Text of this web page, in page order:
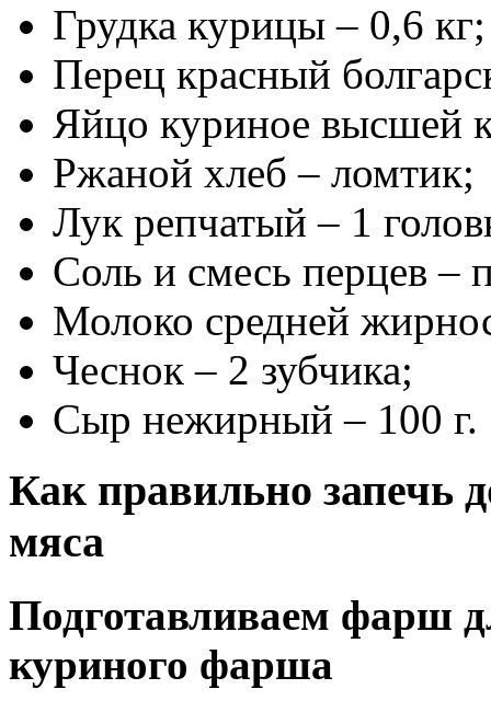
Грудка курицы – 0,6 кг;
Перец красный
Яйцо куриное высшей
Ржаной хлеб – ломтик;
Лук репчатый – 1
Соль и смесь перцев –
Молоко средней
Чеснок – 2 зубчика;
Сыр нежирный – 100 г.
Как правильно запечь
мяса
Подготавливаем фарш
куриного фарша